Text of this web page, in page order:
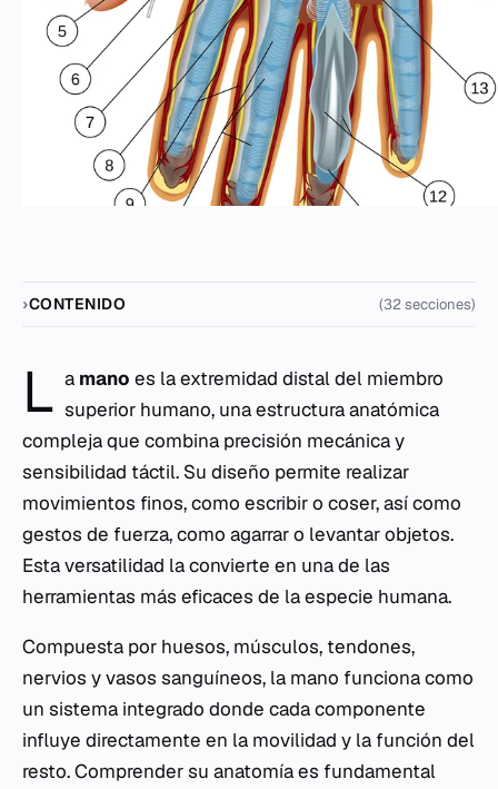
CONTENIDO (32 secciones)
L a mano es la extremidad distal del miembro
superior humano, una estructura anatómica
compleja que combina precisión mecánica y
sensibilidad táctil. Su diseño permite realizar
movimientos finos, como escribir o coser, así como
gestos de fuerza, como agarrar o levantar objetos.
Esta versatilidad la convierte en una de las
herramientas más eficaces de la especie humana.
Compuesta por huesos, músculos, tendones,
nervios y vasos sanguíneos, la mano funciona como
un sistema integrado donde cada componente
influye directamente en la movilidad y la función del
resto. Comprender su anatomía es fundamental